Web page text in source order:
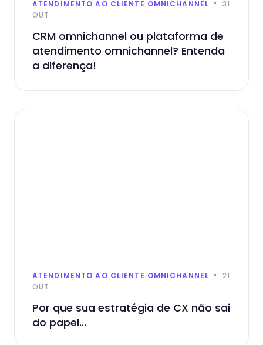
ATENDIMENTO AO CLIENTE OMNICHANNEL
31
OUT
CRM omnichannel ou plataforma de
atendimento omnichannel? Entenda
a diferença!
ATENDIMENTO AO CLIENTE OMNICHANNEL
21
OUT
Por que sua estratégia de CX não sai
do papel...